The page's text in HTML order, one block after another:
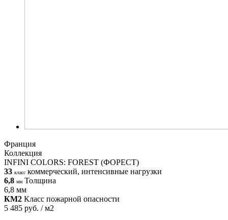
Франция
Коллекция
INFINI COLORS: FOREST (ФОРЕСТ)
33 класс коммерческий, интенсивные нагрузки
6,8 мм Толщина
6,8 мм
КМ2 Класс пожарной опасности
5 485 руб. / м2